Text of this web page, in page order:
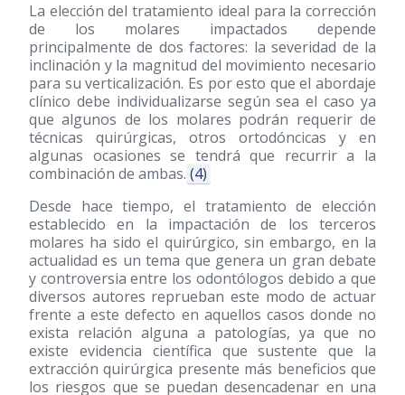
La elección del tratamiento ideal para la corrección
de los molares impactados depende
principalmente de dos factores: la severidad de la
inclinación y la magnitud del movimiento necesario
para su verticalización. Es por esto que el abordaje
clínico debe individualizarse según sea el caso ya
que algunos de los molares podrán requerir de
técnicas quirúrgicas, otros ortodóncicas y en
algunas ocasiones se tendrá que recurrir a la
combinación de ambas. (4)
Desde hace tiempo, el tratamiento de elección
establecido en la impactación de los terceros
molares ha sido el quirúrgico, sin embargo, en la
actualidad es un tema que genera un gran debate
y controversia entre los odontólogos debido a que
diversos autores reprueban este modo de actuar
frente a este defecto en aquellos casos donde no
exista relación alguna a patologías, ya que no
existe evidencia científica que sustente que la
extracción quirúrgica presente más beneficios que
los riesgos que se puedan desencadenar en una